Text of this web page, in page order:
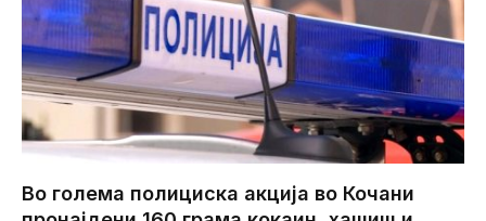
Во голема полициска акција во Кочани